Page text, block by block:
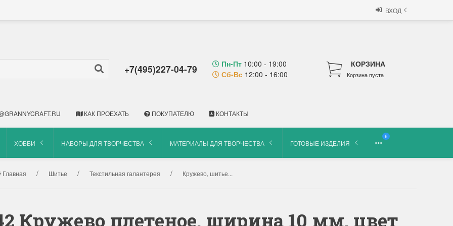
ВХОД
+7(495)227-04-79 Пн-Пт 10:00 - 19:00
Сб-Вс 12:00 - 16:00
КОРЗИНА
Корзина пуста
КАК ПРОЕХАТЬ ПОКУПАТЕЛЮ КОНТАКТЫ
ХОББИ НАБОРЫ ДЛЯ ТВОРЧЕСТВА МАТЕРИАЛЫ ДЛЯ ТВОРЧЕСТВА ГОТОВЫЕ ИЗДЕЛИЯ
6
Главная Шитье Текстильная галантерея Кружево, шитье...
Кружево плетеное, ширина 10 мм, цвет